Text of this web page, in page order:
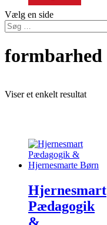
Vælg en side
formbarhed
Viser et enkelt resultat
Hjernesmart
Pædagogik
&